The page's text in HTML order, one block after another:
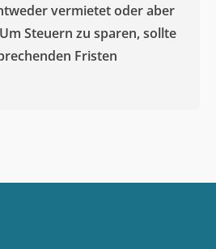
vermietet oder aber
Steuern zu sparen, sollte
Fristen